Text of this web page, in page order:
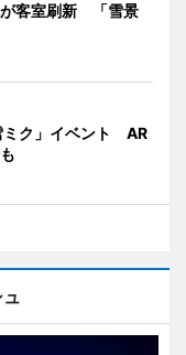
が客室刷新 「雪景
ミク」イベント AR